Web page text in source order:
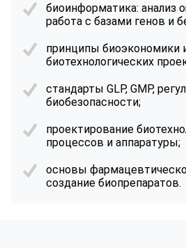
биоинформатика: анализ
работа с базами генов и
принципы биоэкономики
биотехнологических
стандарты GLP, GMP,
биобезопасности;
проектирование
процессов и аппаратуры;
основы
создание биопрепаратов.